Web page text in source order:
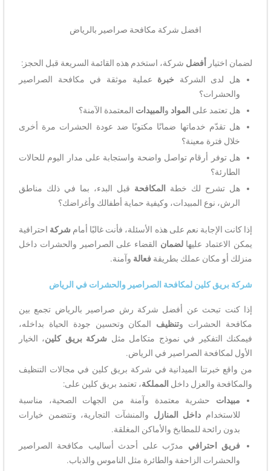
افضل شركة مكافحة صراصير بالرياض
لضمان اختيار أفضلشركة، استخدم هذه القائمة السريعة قبل الحجز:
هل لدى الشركة
خبرةعملية موثقة في مكافحة الصراصير
والحشرات؟
هل تعتمد على الموادوالمبيداتالمعتمدة الآمنة؟
هل تقدّم خدماتها ضمانًا مكتوبًا ضد عودة الحشرات مرة أخرى
خلال فترة معينة؟
هل توفر أرقام تواصل واضحة واستجابة على مدار اليوم للحالات
الطارئة؟
هل تشرح لك خطة المكافحةقبل البدء، بما في ذلك مناطق
الرش، نوع المبيدات، وكيفية حماية أطفالك وأغراضك؟
إذا كانت الإجابة نعم على هذه الأسئلة، فأنت غالبًا أمامشركةاحترافية
يمكن الاعتماد عليها لضمانالقضاء على الصراصير والحشرات داخل
منزلك أو مكان عملك بطريقة فعالةوآمنة.
شركة بريق كلين لمكافحة الصراصير والحشرات في الرياض
إذا كنت تبحث عن أفضل شركة رش صراصير بالرياض تجمع بين
مكافحة الحشرات وتنظيفالمكان وتحسين جودة الحياة بداخله،
فيمكنك التفكير في نموذج متكامل مثل شركة بريق كلين، الخيار
الأول لمكافحة الصراصير في الرياض.
من واقع خبرتنا الميدانية في شركة بريق كلين في مجالات التنظيف
والمكافحة والعزل داخل المملكة، تعتمد بريق كلين على:
مبيداتحشرية معتمدة وآمنة من الجهات الصحية، مناسبة
للاستخدام داخل المنازلوالمنشآت التجارية، وتتضمن خيارات
بدون رائحة للمطابخ والأماكن المغلقة.
فريق احترافي مدرّب على أحدث أساليب مكافحة الصراصير
والحشرات الزاحفة والطائرة مثل الناموس والذباب.